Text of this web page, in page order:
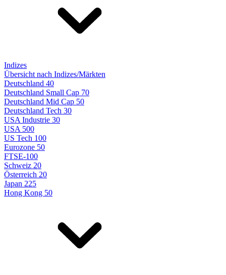
Indizes
Übersicht nach Indizes/Märkten
Deutschland 40
Deutschland Small Cap 70
Deutschland Mid Cap 50
Deutschland Tech 30
USA Industrie 30
USA 500
US Tech 100
Eurozone 50
FTSE-100
Schweiz 20
Österreich 20
Japan 225
Hong Kong 50